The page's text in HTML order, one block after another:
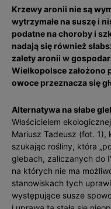
Krzewy aronii nie są
wytrzymałe na suszę i
podatne na choroby i
nadają się również
zalety aronii w
Wielkopolsce założono
owoce przeznacza się
Alternatywa na słabe
Właścicielem
Mariusz Tadeusz (fot. 1),
szukając rośliny, która
glebach, zaliczanych do
na których nie ma
stanowiskach tych
występujące susze